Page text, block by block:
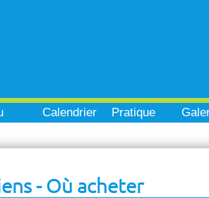
Calendrier Pratique
- Où acheter